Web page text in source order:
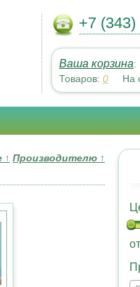
+7
Ваша корзина:
Товаров: 0 На
от
↑ Производителю ↑